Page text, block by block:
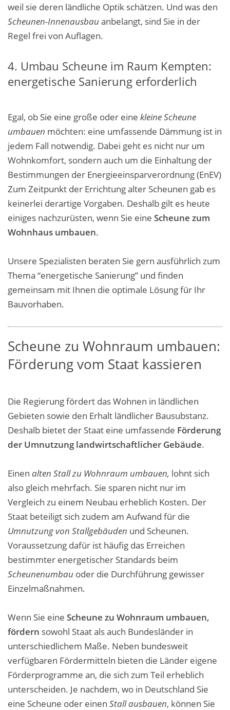
weil sie deren ländliche Optik schätzen. Und was den
Scheunen-Innenausbauanbelangt, sind Sie in der
Regel frei von Auflagen.
4. Umbau Scheune im Raum Kempten:
energetische Sanierung erforderlich
Egal, ob Sie eine große oder eine kleine Scheune
umbauen möchten: eine umfassende Dämmung ist in
jedem Fall notwendig. Dabei geht es nicht nur um
Wohnkomfort, sondern auch um die Einhaltung der
Bestimmungen der Energieeinsparverordnung (EnEV)
Zum Zeitpunkt der Errichtung alter Scheunen gab es
keinerlei derartige Vorgaben. Deshalb gilt es heute
einiges nachzurüsten, wenn Sie eine Scheune zum
Wohnhaus umbauen.
Unsere Spezialisten beraten Sie gern ausführlich zum
Thema “energetische Sanierung” und finden
gemeinsam mit Ihnen die optimale Lösung für Ihr
Bauvorhaben.
Scheune zu Wohnraum umbauen:
Förderung vom Staat kassieren
Die Regierung fördert das Wohnen in ländlichen
Gebieten sowie den Erhalt ländlicher Bausubstanz.
Deshalb bietet der Staat eine umfassende Förderung
der Umnutzung landwirtschaftlicher Gebäude.
Einen alten Stall zu Wohnraum umbauen, lohnt sich
also gleich mehrfach. Sie sparen nicht nur im
Vergleich zu einem Neubau erheblich Kosten. Der
Staat beteiligt sich zudem am Aufwand für die
Umnutzung von Stallgebäuden und Scheunen.
Voraussetzung dafür ist häufig das Erreichen
bestimmter energetischer Standards beim
Scheunenumbau oder die Durchführung gewisser
Einzelmaßnahmen.
Wenn Sie eine Scheune zu Wohnraum umbauen,
fördern sowohl Staat als auch Bundesländer in
unterschiedlichem Maße. Neben bundesweit
verfügbaren Fördermitteln bieten die Länder eigene
Förderprogramme an, die sich zum Teil erheblich
unterscheiden. Je nachdem, wo in Deutschland Sie
eine Scheune oder einen Stall ausbauen, können Sie